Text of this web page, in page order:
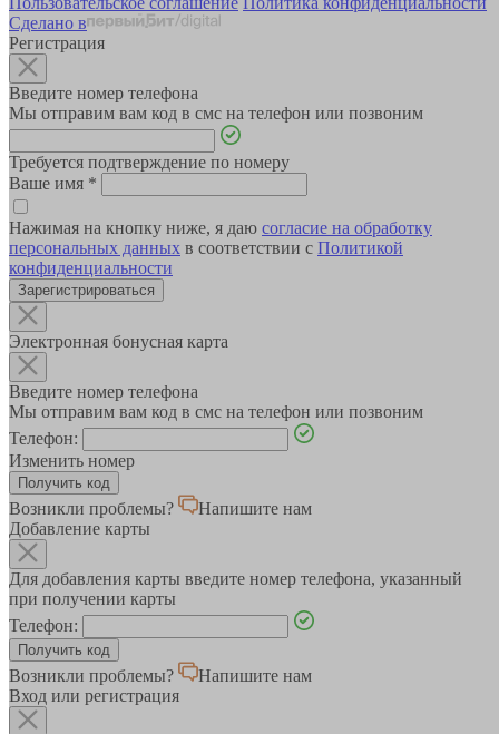
Сделано в
Регистрация
Введите номер телефона
Мы отправим вам код в смс на телефон или позвоним
Требуется подтверждение по номеру
Ваше имя *
Нажимая на кнопку ниже, я даю согласие на обработку
персональных данных в соответствии с Политикой
конфиденциальности
Зарегистрироваться
Электронная бонусная карта
Введите номер телефона
Мы отправим вам код в смс на телефон или позвоним
Телефон:
Изменить номер
Возникли проблемы?
Напишите нам
Добавление карты
Для добавления карты введите номер телефона, указанный
при получении карты
Телефон:
Возникли проблемы?
Напишите нам
Вход или регистрация